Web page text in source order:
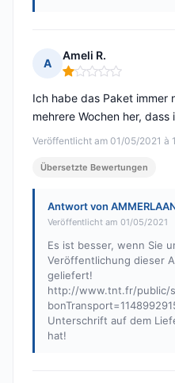
A
Ameli R.
Hinweis: 1 von 5
Veröffentlicht am 01/05/2021 à
Ich habe das Paket immer
mehrere Wochen her,
Übersetzte Bewertungen
Antwort von
Veröffentlicht am 01/05/2021
Es ist besser, wenn Sie
Veröffentlichung dieser
geliefert!
http://www.tnt.fr/public/
Unterschrift auf dem
hat!